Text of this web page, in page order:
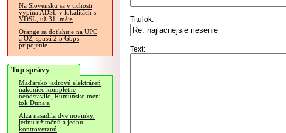
Na Slovensku sa v tichosti
vypína ADSL v lokalitách s
VDSL, už 31. mája
Orange sa doťahuje na UPC
a O2, spustí 2.5 Gbps
pripojenie
Top správy
Maďarsko jadrovú elektráreň
nakoniec kompletne
neodstavilo, Rumunsko mení
tok Dunaja
Alza nasadila dve novinky,
jednu užitočnú a jednu
kontroverznú
Titulok:
Text: